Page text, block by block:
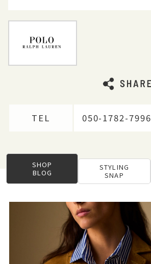
TEL 050-1782-7996
SHOP
BLOG
STYLING
SNAP